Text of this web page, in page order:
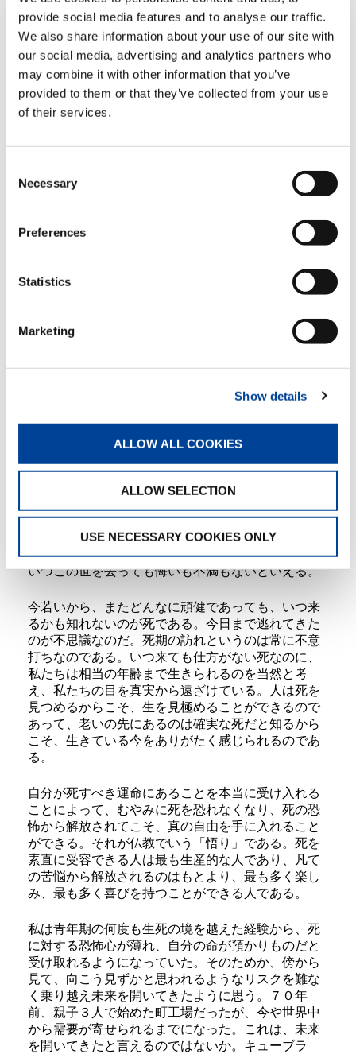
provide social media features and to analyse our traffic.
We also share information about your use of our site with
our social media, advertising and analytics partners who
may combine it with other information that you’ve
provided to them or that they’ve collected from your use
of their services.
Selection
Necessary
Preferences
Statistics
Marketing
Show details
ALLOW ALL COOKIES
ALLOW SELECTION
USE NECESSARY COOKIES ONLY
死に対する恐怖をなくするただ一つの方法は、自分
の命を所有として、持ち物として取り扱わないこと
である。大抵の人は、命は自分が持って生まれたも
のと思っているが、それは錯覚である。命は与えら
れたから生まれることができたのである。もし命を
自分の所有と思うなら、なぜ死期が迫った時しっか
とりでに命は去っていくではないか。命は自分の所
りものであると分かることである。自分の所有と考
えている限り、それを失うことの恐怖から逃れるこ
持つことへの欲望を、捨てれば捨てるほど、それを
失う恐れがなくなる。失う心配がいらないから完全
る生命はもとより、財、地位、名誉はすべて与えら
れたもの、預かりものと思えるとき、初めて安心立
生きるということを一般には、40代で死ぬのは早す
ぎる、８０代なら寿命だなどと年月の長さで表す
が、生きることの価値は年月の長短ではなく、どの
ように「生きた」かである。自分として悔いのな
歳で死んでも短いということにはならない。また、
８０、９０まで生きたとしても、生き甲斐もなくた
ことにはならない。それに引き換え、一日一日を大
切に、自分にとってこれ以上の「生き方」はないと
言えるような、充実した「生き方」をしていれば、
いつこの世を去っても悔いも不満もないといえる。
今若いから、またどんなに頑健であっても、いつ来
るかも知れないのが死である。今日まで逃れてきた
のが不思議なのだ。死期の訪れというのは常に不意
打ちなのである。いつ来ても仕方がない死なのに、
私たちは相当の年齢まで生きられるのを当然と考
え、私たちの目を真実から遠ざけている。人は死を
見つめるからこそ、生を見極めることができるので
あって、老いの先にあるのは確実な死だと知るから
こそ、生きている今をありがたく感じられるのであ
る。
自分が死すべき運命にあることを本当に受け入れる
ことによって、むやみに死を恐れなくなり、死の恐
怖から解放されてこそ、真の自由を手に入れること
ができる。それが仏教でいう「悟り」である。死を
素直に受容できる人は最も生産的な人であり、凡て
の苦悩から解放されるのはもとより、最も多く楽し
み、最も多く喜びを持つことができる人である。
私は青年期の何度も生死の境を越えた経験から、死
に対する恐怖心が薄れ、自分の命が預かりものだと
受け取れるようになっていた。そのためか、傍から
見て、向こう見ずかと思われるようなリスクを難な
く乗り越え未来を開いてきたように思う。７０年
前、親子３人で始めた町工場だったが、今や世界中
から需要が寄せられるまでになった。これは、未来
を開いてきたと言えるのではないか。キューブラ